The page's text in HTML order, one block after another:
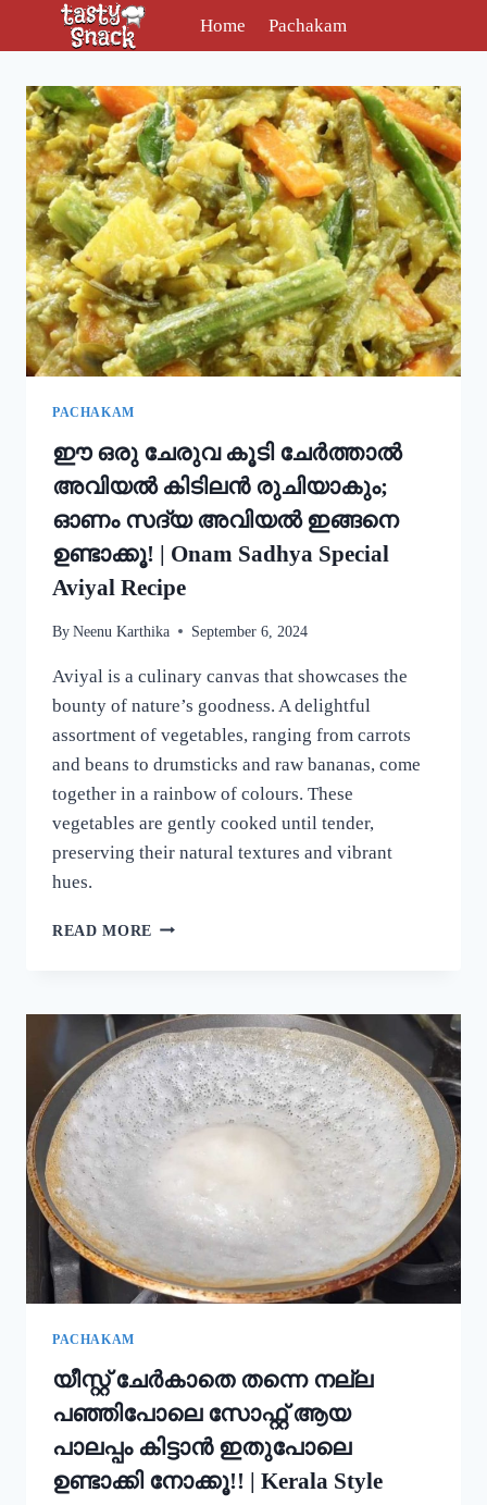
Home Pachakam
PACHAKAM
ഈ ഒരു ചേരുവ കൂടി ചേർത്താൽ
അവിയൽ കിടിലൻ രുചിയാകും;
ഓണം സദ്യ അവിയൽ ഇങ്ങനെ
ഉണ്ടാക്കൂ! | Onam Sadhya Special
Aviyal Recipe
By Neenu Karthika September 6, 2024
Aviyal is a culinary canvas that showcases the
bounty of nature’s goodness. A delightful
assortment of vegetables, ranging from carrots
and beans to drumsticks and raw bananas, come
together in a rainbow of colours. These
vegetables are gently cooked until tender,
preserving their natural textures and vibrant
hues.
READ MORE ഈ
ചേർത്താൽ
അവിയൽ
കിടിലൻ
രുചിയാകും;
ഓണം
സദ്യ
അവിയൽ
ഉണ്ടാക്കൂ!
SADHYA
SPECIAL
PACHAKAM
യീസ്റ്റ് ചേർകാതെ തന്നെ നല്ല
പഞ്ഞിപോലെ സോഫ്റ്റ് ആയ
പാലപ്പം കിട്ടാൻ ഇതുപോലെ
ഉണ്ടാക്കി നോക്കൂ!! | Kerala Style